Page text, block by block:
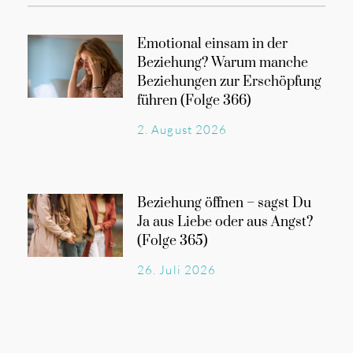
Emotional einsam in der
Beziehung? Warum manche
Beziehungen zur Erschöpfung
führen (Folge 366)
2. August 2026
Beziehung öffnen – sagst Du
Ja aus Liebe oder aus Angst?
(Folge 365)
26. Juli 2026